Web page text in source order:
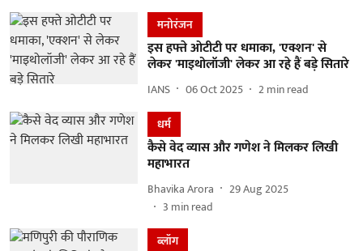
मनोरंजन
इस हफ्ते ओटीटी पर धमाका, 'एक्शन' से
लेकर 'माइथोलॉजी' लेकर आ रहे हैं बड़े सितारे
IANS 06 Oct 2025 2min read
धर्म
कैसे वेद व्यास और गणेश ने मिलकर लिखी
महाभारत
Bhavika Arora
29 Aug 2025
3 min read
ब्लॉग